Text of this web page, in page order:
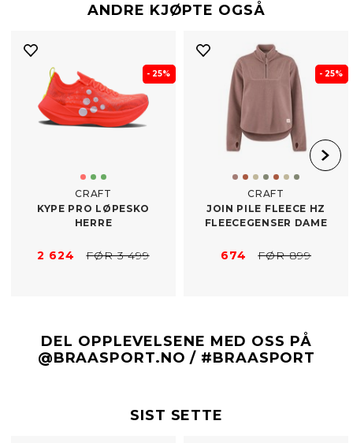
ANDRE KJØPTE OGSÅ
- 25%
CRAFT
KYPE PRO LØPESKO
HERRE
2 624 FØR 3 499
- 25%
CRAFT
JOIN PILE FLEECE HZ
FLEECEGENSER DAME
674 FØR 899
DEL OPPLEVELSENE MED OSS PÅ
@BRAASPORT.NO / #BRAASPORT
SIST SETTE